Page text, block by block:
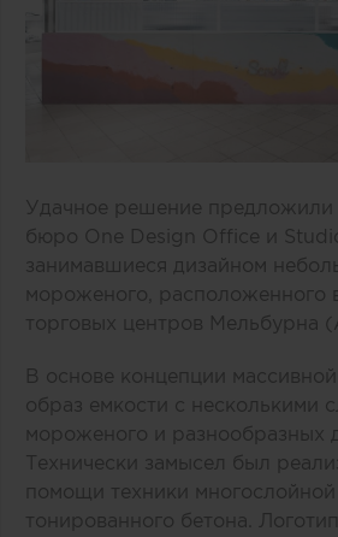
Удачное решение предложили
бюро One Design Office и
занимавшиеся дизайном
мороженого, расположенного
торговых центров Мельбурна
В основе концепции
образ емкости с несколькими
мороженого и разнообразных
Технически замысел был
помощи техники многослойной
тонированного бетона.